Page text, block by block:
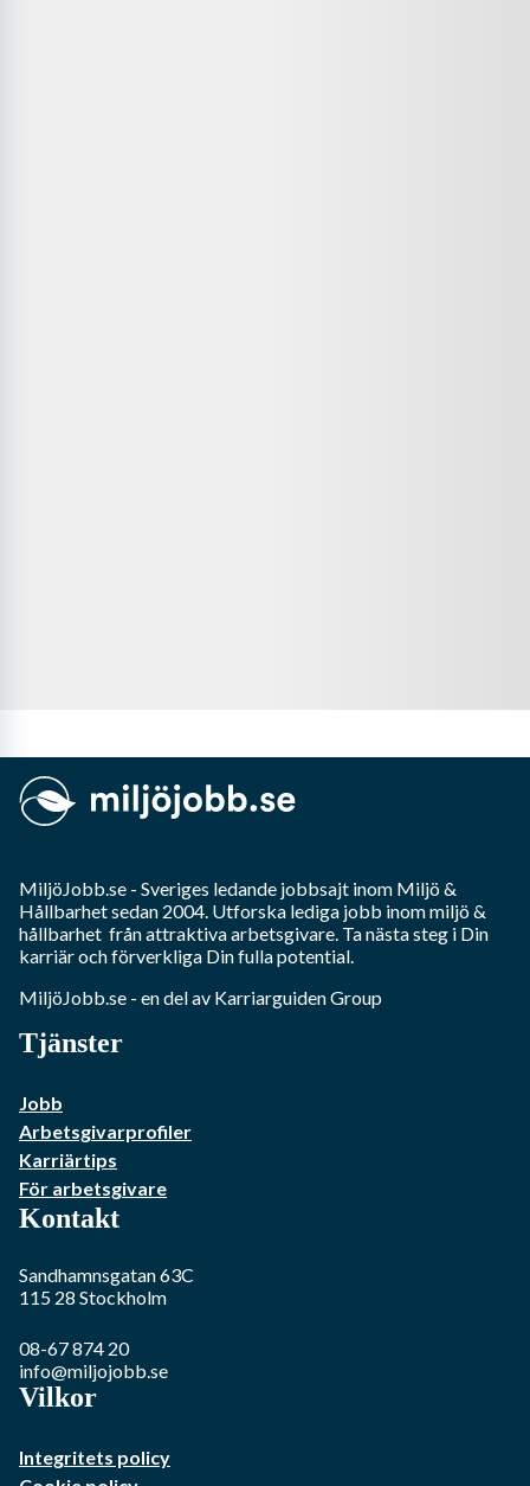
MiljöJobb.se - Sveriges ledande jobbsajt inom Miljö &
Hållbarhetsedan 2004. Utforska lediga jobb inommiljö &
hållbarhet från attraktiva arbetsgivare. Ta nästa steg i Din
karriär och förverkliga Din fulla potential.
MiljöJobb.se - en del av Karriarguiden Group
Tjänster
Jobb
Arbetsgivarprofiler
Karriärtips
För arbetsgivare
Kontakt
Sandhamnsgatan 63C
115 28 Stockholm
08-67 874 20
info@miljojobb.se
Vilkor
Integritets policy